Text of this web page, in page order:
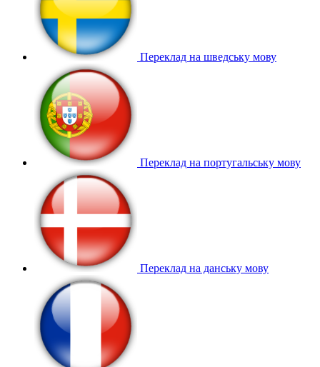
Переклад на шведську мову
Переклад на португальську мову
Переклад на данську мову